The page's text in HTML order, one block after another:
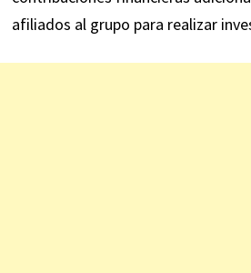
afiliados al grupo para realizar